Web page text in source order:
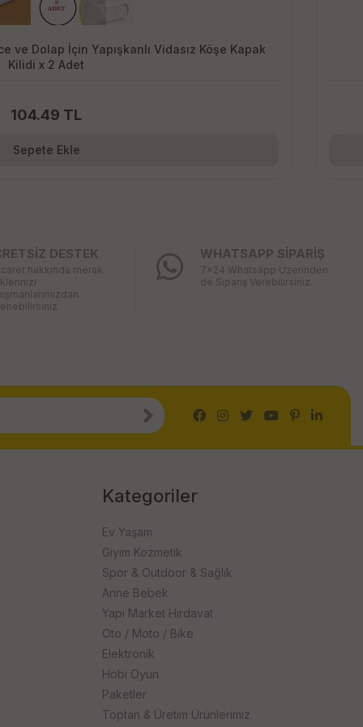
ve Dolap İçin Yapışkanlı Vidasız Köşe Kapak
Kilidi x 2 Adet
104.49 TL
Sepete Ekle
DESTEK
hakkında merak
WHATSAPP SİPARİŞ
7x24 Whatsapp Üzerinden
de Sipariş Verebilirsiniz.
Kategoriler
Ev Yaşam
Giyim Kozmetik
Spor & Outdoor & Sağlık
Anne Bebek
Yapı Market Hırdavat
Oto / Moto / Bike
Elektronik
Hobi Oyun
Paketler
Toptan & Üretim Ürünlerimiz